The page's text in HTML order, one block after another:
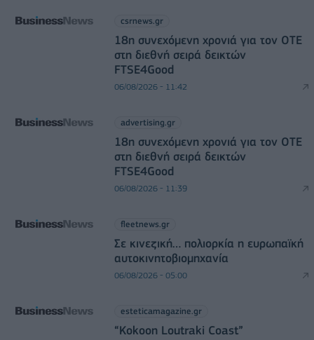
csrnews.gr
18η συνεχόμενη χρονιά για τον ΟΤΕ
στη διεθνή σειρά δεικτών
FTSE4Good
06/08/2026 - 11:42
advertising.gr
18η συνεχόμενη χρονιά για τον ΟΤΕ
στη διεθνή σειρά δεικτών
FTSE4Good
06/08/2026 - 11:39
fleetnews.gr
Σε κινεζική… πολιορκία η ευρωπαϊκή
αυτοκινητοβιομηχανία
06/08/2026 - 05:00
esteticamagazine.gr
“Kokoon Loutraki Coast”